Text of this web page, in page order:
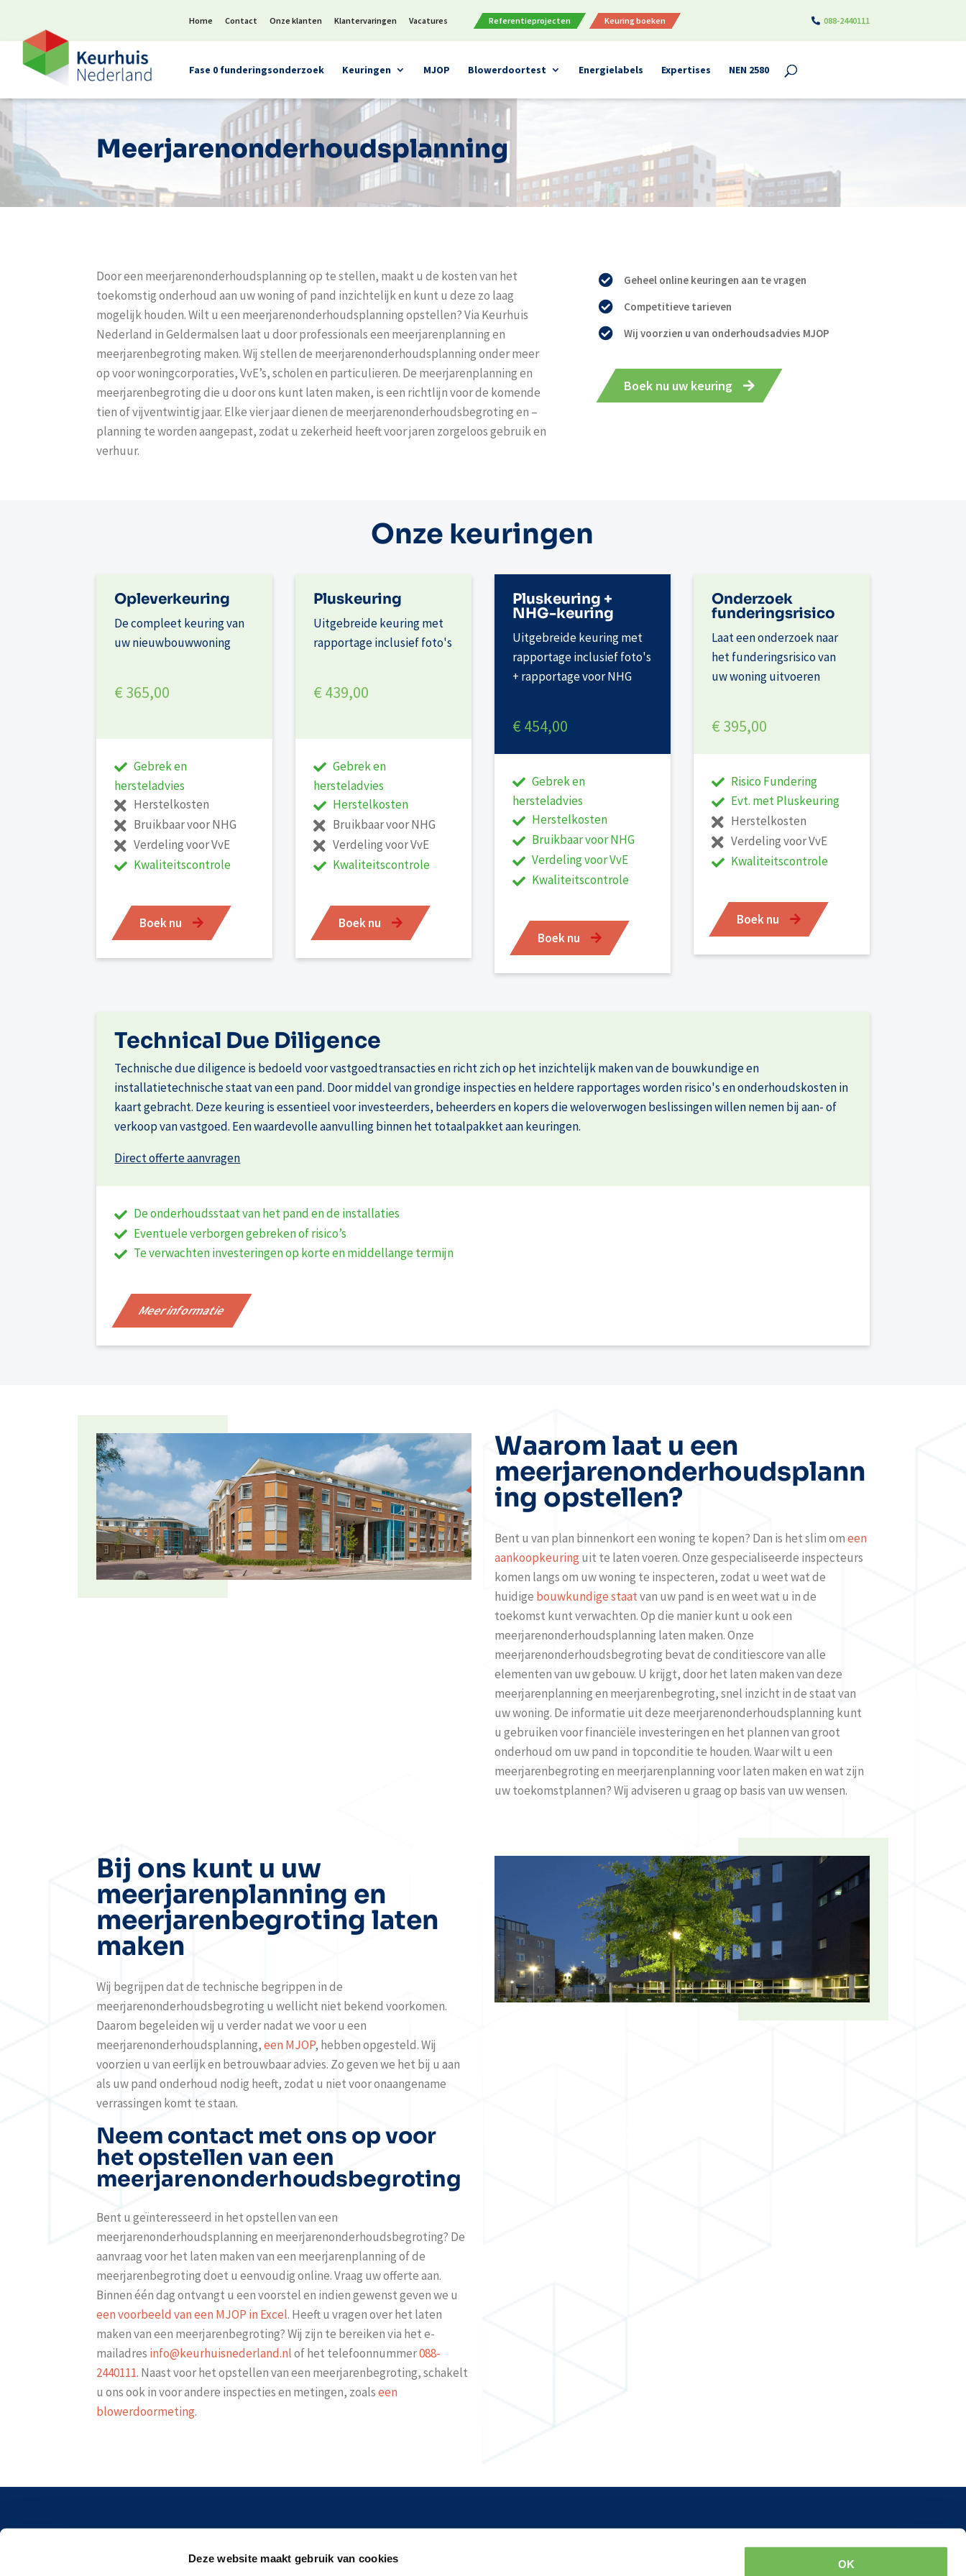
Deze website maakt gebruik van cookies
OK
Home Contact Onze klanten Klantervaringen Vacatures Referentieprojecten Keuring boeken 088-2440111
Fase 0 funderingsonderzoek Keuringen MJOP Blowerdoortest Energielabels Expertises NEN 2580
Meerjarenonderhoudsplanning
Door een meerjarenonderhoudsplanning op te stellen, maakt u de kosten van het
toekomstig onderhoud aan uw woning of pand inzichtelijk en kunt u deze zo laag
mogelijk houden. Wilt u een meerjarenonderhoudsplanning opstellen? Via Keurhuis
Nederland in Geldermalsen laat u door professionals een meerjarenplanning en
meerjarenbegroting maken. Wij stellen de meerjarenonderhoudsplanning onder meer
op voor woningcorporaties, VvE’s, scholen en particulieren. De meerjarenplanning en
meerjarenbegroting die u door ons kunt laten maken, is een richtlijn voor de komende
tien of vijventwintig jaar. Elke vier jaar dienen de meerjarenonderhoudsbegroting en –
planning te worden aangepast, zodat u zekerheid heeft voor jaren zorgeloos gebruik en
verhuur.
Geheel online keuringen aan te vragen
Competitieve tarieven
Wij voorzien u van onderhoudsadvies MJOP
Boek nu uw keuring
Onze keuringen
Opleverkeuring
De compleet keuring van
uw nieuwbouwwoning
€ 365,00
Gebrek en
hersteladvies
Herstelkosten
Bruikbaar voor NHG
Verdeling voor VvE
Kwaliteitscontrole
Boek nu
Pluskeuring
Uitgebreide keuring met
rapportage inclusief foto's
€ 439,00
Gebrek en
hersteladvies
Herstelkosten
Bruikbaar voor NHG
Verdeling voor VvE
Kwaliteitscontrole
Boek nu
Pluskeuring +
NHG-keuring
Uitgebreide keuring met
rapportage inclusief foto's
+ rapportage voor NHG
€ 454,00
Gebrek en
hersteladvies
Herstelkosten
Bruikbaar voor NHG
Verdeling voor VvE
Kwaliteitscontrole
Boek nu
Onderzoek
funderingsrisico
Laat een onderzoek naar
het funderingsrisico van
uw woning uitvoeren
€ 395,00
Risico Fundering
Evt. met Pluskeuring
Herstelkosten
Verdeling voor VvE
Kwaliteitscontrole
Boek nu
Technical Due Diligence
Technische due diligence is bedoeld voor vastgoedtransacties en richt zich op het inzichtelijk maken van de bouwkundige en
installatietechnische staat van een pand. Door middel van grondige inspecties en heldere rapportages worden risico's en onderhoudskosten in
kaart gebracht. Deze keuring is essentieel voor investeerders, beheerders en kopers die weloverwogen beslissingen willen nemen bij aan- of
verkoop van vastgoed. Een waardevolle aanvulling binnen het totaalpakket aan keuringen.
Direct offerte aanvragen
De onderhoudsstaat van het pand en de installaties
Eventuele verborgen gebreken of risico’s
Te verwachten investeringen op korte en middellange termijn
Meer informatie
Waarom laat u een
meerjarenonderhoudsplann
ing opstellen?
Bent u van plan binnenkort een woning te kopen? Dan is het slim omeen
aankoopkeuring uit te laten voeren. Onze gespecialiseerde inspecteurs
komen langs om uw woning te inspecteren, zodat u weet wat de
huidige bouwkundige staatvan uw pand is en weet wat u in de
toekomst kunt verwachten. Op die manier kunt u ook een
meerjarenonderhoudsplanning laten maken. Onze
meerjarenonderhoudsbegroting bevat de conditiescore van alle
elementen van uw gebouw. U krijgt, door het laten maken van deze
meerjarenplanning en meerjarenbegroting, snel inzicht in de staat van
uw woning. De informatie uit deze meerjarenonderhoudsplanning kunt
u gebruiken voor financiële investeringen en het plannen van groot
onderhoud om uw pand in topconditie te houden. Waar wilt u een
meerjarenbegroting en meerjarenplanning voor laten maken en wat zijn
uw toekomstplannen? Wij adviseren u graag op basis van uw wensen.
Bij ons kunt u uw
meerjarenplanning en
meerjarenbegroting laten
maken
Wij begrijpen dat de technische begrippen in de
meerjarenonderhoudsbegroting u wellicht niet bekend voorkomen.
Daarom begeleiden wij u verder nadat we voor u een
meerjarenonderhoudsplanning,een MJOP, hebben opgesteld. Wij
voorzien u van eerlijk en betrouwbaar advies. Zo geven we het bij u aan
als uw pand onderhoud nodig heeft, zodat u niet voor onaangename
verrassingen komt te staan.
Neem contact met ons op voor
het opstellen van een
meerjarenonderhoudsbegroting
Bent u geïnteresseerd in het opstellen van een
meerjarenonderhoudsplanning en meerjarenonderhoudsbegroting? De
aanvraag voor het laten maken van een meerjarenplanning of de
meerjarenbegroting doet u eenvoudig online. Vraag uw offerte aan.
Binnen één dag ontvangt u een voorstel en indien gewenst geven we u
een voorbeeld van een MJOP in Excel. Heeft u vragen over het laten
maken van een meerjarenbegroting? Wij zijn te bereiken via het e-
mailadres info@keurhuisnederland.nlof het telefoonnummer088-
2440111. Naast voor het opstellen van een meerjarenbegroting, schakelt
u ons ook in voor andere inspecties en metingen, zoalseen
blowerdoormeting.
3824MG Amersfoort